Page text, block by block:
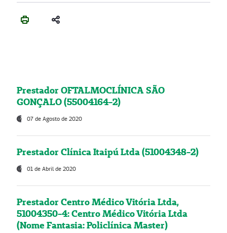
Prestador OFTALMOCLÍNICA SÃO
GONÇALO (55004164-2)
07 de Agosto de 2020
Prestador Clínica Itaipú Ltda (51004348-2)
01 de Abril de 2020
Prestador Centro Médico Vitória Ltda,
51004350-4: Centro Médico Vitória Ltda
(Nome Fantasia: Policlínica Master)